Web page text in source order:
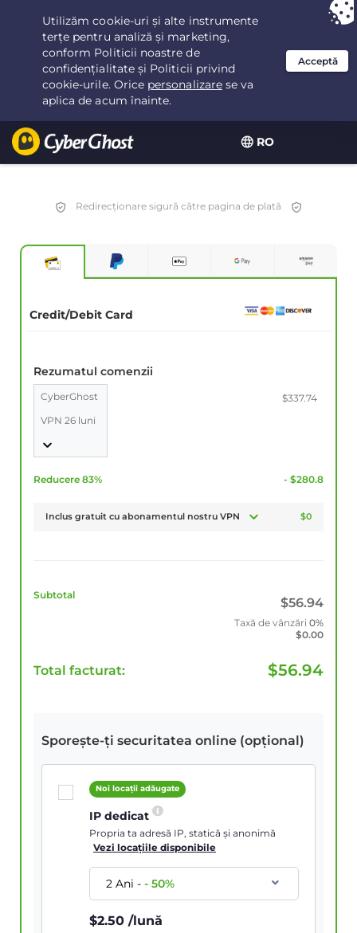
RO
Ai ales:Cea mai bună ofertăpentru 2.1666666666667ani la $
Redirecționare sigură către pagina de plată
Credit/Debit Card
Rezumatul comenzii
CyberGhost
VPN 26 luni
$337.74
Reducere 83% - $280.8
Inclus gratuit cu abonamentul nostru VPN $0
Subtotal
$56.94
Taxă de vânzări 0%
$0.00
Total facturat: $56.94
Sporește-ți securitatea online (opțional)
Noi locații adăugate
IP dedicat
Propria ta adresă IP, statică și anonimă
Vezi locațiile disponibile
2 Ani--50%
$2.50 /lună